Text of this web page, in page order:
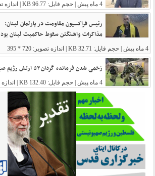
4 ماه پیش | حجم فایل: 96.77 KB | اندازه تصویر: 1000 * 644
رئیس فراکسیون مقاومت در پارلمان لبنان:
مذاکرات واشنگتن سقوط حاکمیت لبنان بود 2
4 ماه پیش | حجم فایل: 32.71 KB | اندازه تصویر: 720 * 395
زخمی شدن فرمانده گردان ۵۲ ارتش رژیم صهیونیستی 2
4 ماه پیش | حجم فایل: 132.40 KB | اندازه تصویر: 1200 * 771